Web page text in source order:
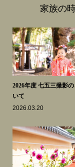
家族の
2026年度 七五三撮影
いて
2026.03.20